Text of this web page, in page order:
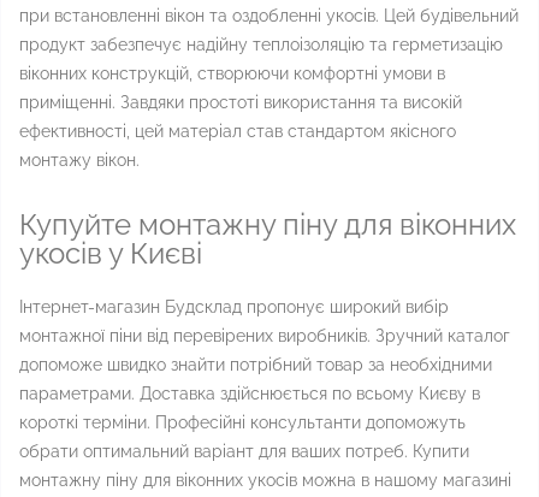
при встановленні вікон та оздобленні укосів. Цей будівельний
продукт забезпечує надійну теплоізоляцію та герметизацію
віконних конструкцій, створюючи комфортні умови в
приміщенні. Завдяки простоті використання та високій
ефективності, цей матеріал став стандартом якісного
монтажу вікон.
Купуйте монтажну піну для віконних
укосів у Києві
Інтернет-магазин Будсклад пропонує широкий вибір
монтажної піни від перевірених виробників. Зручний каталог
допоможе швидко знайти потрібний товар за необхідними
параметрами. Доставка здійснюється по всьому Києву в
короткі терміни. Професійні консультанти допоможуть
обрати оптимальний варіант для ваших потреб. Купити
монтажну піну для віконних укосів можна в нашому магазині